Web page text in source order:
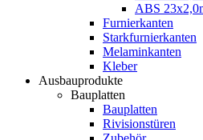
ABS
Furnierkanten
Starkfurnierkanten
Melaminkanten
Kleber
Ausbauprodukte
Bauplatten
Bauplatten
Rivisionstüren